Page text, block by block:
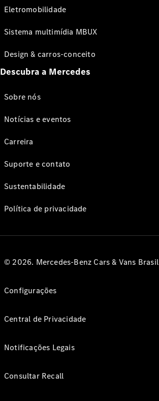
Eletromobilidade
Sistema multimídia MBUX
Design & carros-conceito
Descubra a Mercedes
Sobre nós
Notícias e eventos
Carreira
Suporte e contato
Sustentabilidade
Política de privacidade
© 2026. Mercedes-Benz Cars & Vans Brasil
Configurações
Central de Privacidade
Notificações Legais
Consultar Recall